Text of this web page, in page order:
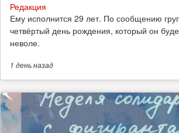
Редакция
Ему исполнится 29 лет. По сообщению
четвёртый день рождения, который он
неволе.
1 деньназад